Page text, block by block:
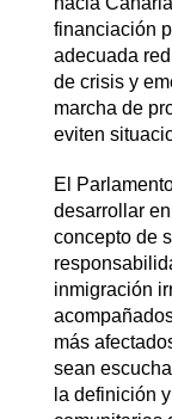
financiación
adecuada
de crisis y
marcha de
eviten
El
desarrollar
concepto de
inmigración
más
sean
la definición